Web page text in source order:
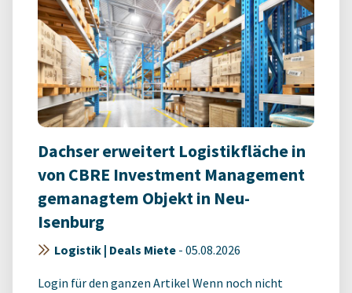
Dachser erweitert Logistikfläche in
von CBRE Investment Management
gemanagtem Objekt in Neu-
Isenburg
Logistik | Deals Miete - 05.08.2026
Login für den ganzen Artikel Wenn noch nicht